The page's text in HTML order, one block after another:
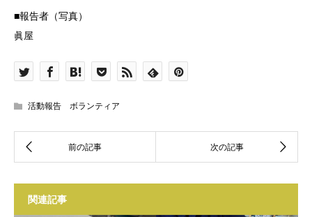
■報告者（写真）
眞屋
活動報告 ボランティア
関連記事